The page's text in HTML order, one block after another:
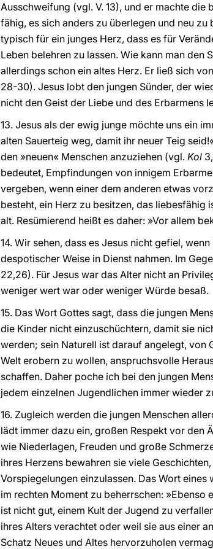
Ausschweifung (vgl. V. 13), und er machte die
fähig, es sich anders zu überlegen und neu zu
typisch für ein junges Herz, dass es für
Leben belehren zu lassen. Wie kann man den
allerdings schon ein altes Herz. Er ließ sich
28-30). Jesus lobt den jungen Sünder, der
nicht den Geist der Liebe und des Erbarmens
13. Jesus als der ewig junge möchte uns ein
alten Sauerteig weg, damit ihr neuer Teig
den »neuen« Menschen anzuziehen (vgl. Kol
bedeutet, Empfindungen von innigem
vergeben, wenn einer dem anderen etwas
besteht, ein Herz zu besitzen, das liebesfähig
alt. Resümierend heißt es daher: »Vor allem
14. Wir sehen, dass es Jesus nicht gefiel,
despotischer Weise in Dienst nahmen. Im
22,26). Für Jesus war das Alter nicht an
weniger wert war oder weniger Würde besaß.
15. Das Wort Gottes sagt, dass die jungen
die Kinder nicht einzuschüchtern, damit sie
werden; sein Naturell ist darauf angelegt, von
Welt erobern zu wollen, anspruchsvolle
schaffen. Daher poche ich bei den jungen
jedem einzelnen Jugendlichen immer wieder
16. Zugleich werden die jungen Menschen
lädt immer dazu ein, großen Respekt vor den
wie Niederlagen, Freuden und große
ihres Herzens bewahren sie viele
Vorspiegelungen einzulassen. Das Wort
im rechten Moment zu beherrschen: »Ebenso
ist nicht gut, einem Kult der Jugend zu
ihres Alters verachtet oder weil sie aus einer
Schatz Neues und Altes hervorzuholen